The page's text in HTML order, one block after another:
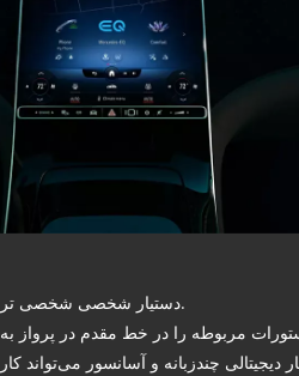
دستیار شخصی شخصی تر.
مربوطه را در خط مقدم در پرواز به
چندزبانه و آسانسور می‌تواند کار